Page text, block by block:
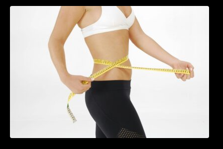
Tratamentul Wegovy® generează o scădere
în greutate de până la 22,6% la femei în
perioada menopauzei și reduce la jumătate
riscul de migrene